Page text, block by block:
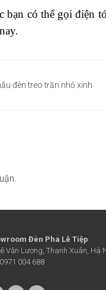
bạn có thể gọi điện
đèn treo trần nhỏ xinh
Đèn Pha Lê Tiệp
Văn Lương, Thanh Xuân, Hà
004 688